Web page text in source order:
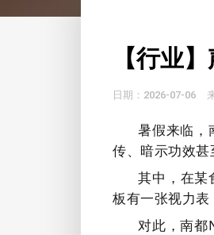
【行业
日期：2026-07-06
暑假来临，
传、暗示功效甚
其中，在某
板有一张视力表
对此，南都